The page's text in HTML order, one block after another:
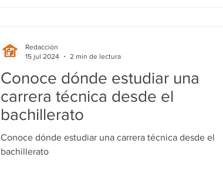
Conoce dónde estudiar una
carrera técnica desde el
bachillerato
Conoce dónde estudiar una carrera técnica desde el
bachillerato
Redacción
15 jul 2024
2 min de lectura